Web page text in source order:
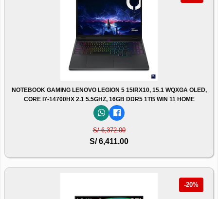
NOTEBOOK GAMING LENOVO LEGION 5 15IRX10, 15.1 WQXGA OLED,
CORE I7-14700HX 2.1 5.5GHZ, 16GB DDR5 1TB WIN 11 HOME
S/ 6,372.00
S/ 6,411.00
-20%